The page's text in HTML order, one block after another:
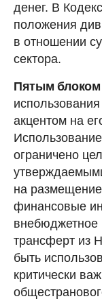
денег. В
положения
в отношении
сектора.
Пятым
акцентом на
ограничено
на
финансовые
внебюджетное
трансферт из
быть
критически